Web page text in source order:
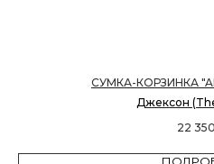
СУМКА-КОРЗИНКА
Джексон
22 350